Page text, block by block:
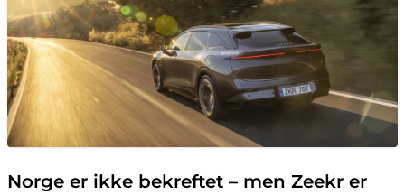
Norge er ikke bekreftet – men Zeekr er